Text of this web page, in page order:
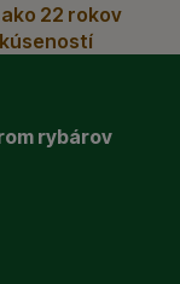
22 rokov
rybárov